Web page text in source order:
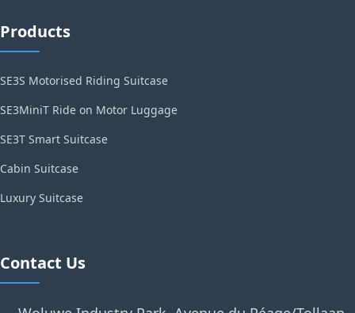
Products
SE3S Motorised Riding Suitcase
SE3MiniT Ride on Motor Luggage
SE3T Smart Suitcase
Cabin Suitcase
Luxury Suitcase
Contact Us